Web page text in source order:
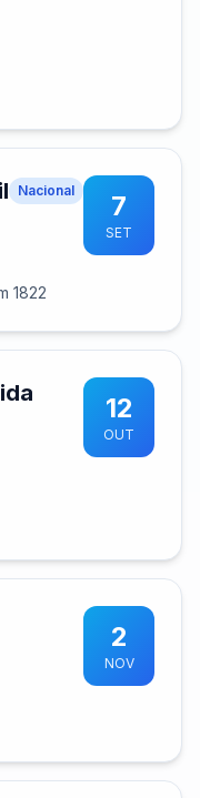
Nacional
1822
7
SET
12
OUT
2
NOV